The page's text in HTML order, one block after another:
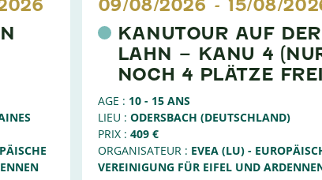
KANUTOUR AUF DER
LAHN – KANU 4
NOCH 4 PLÄTZE
09/08/2026 - 15/08/
AGE : 10 - 15 ANS
LIEU : ODERSBACH (DEUTSCHLAND)
PRIX : 409 €
ORGANISATEUR : EVEA (LU) -
VEREINIGUNG FÜR EIFEL UND